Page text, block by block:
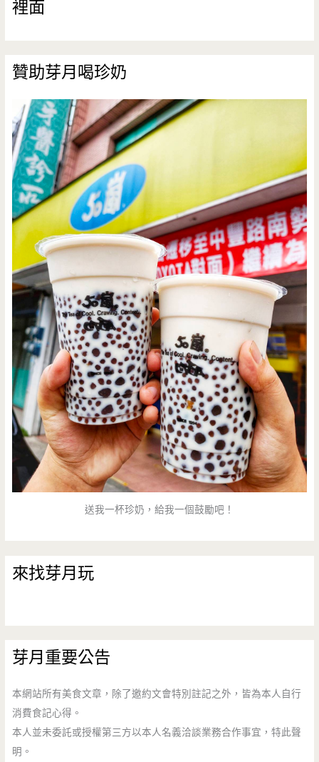
裡面
贊助芽月喝珍奶
送我一杯珍奶，給我一個鼓勵吧！
來找芽月玩
芽月重要公告
本網站所有美食文章，除了邀約文會特別註記之外，皆為本人自行
消費食記心得。
本人並未委託或授權第三方以本人名義洽談業務合作事宜，特此聲
明。